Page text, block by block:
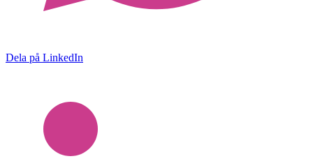
Dela på LinkedIn